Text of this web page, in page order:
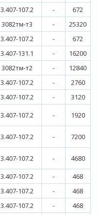
3.407-107.2 -
672
3082тм-т3 -
25320
3.407-107.2 -
672
3.407-131.1 -
16200
3082тм-т2 -
12840
3.407-107.2 -
2760
3.407-107.2 -
3120
3.407-107.2 - 1920
3.407-107.2 - 7200
3.407-107.2 -
4680
3.407-107.2 -
468
3.407-107.2 -
468
3.407-107.2 -
468